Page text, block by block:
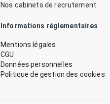
Nos cabinets de recrutement
Informations réglementaires
Mentions légales
CGU
Données personnelles
Politique de gestion des cookies